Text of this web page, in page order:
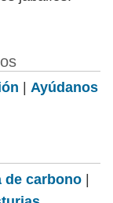
| Ayúdanos
de carbono|